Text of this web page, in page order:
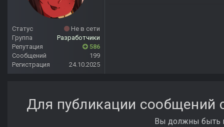
Статус
Не в сети
Группа
Разработчики
Репутация
586
Сообщений
199
Регистрация
24.10.2025
Для публикации сообщений
Вы должны быть